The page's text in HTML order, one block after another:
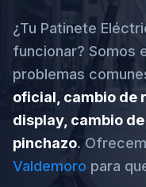
¿Tu Patinete
funcionar? Somos
problemas
oficial, cambio de
display, cambio
pinchazo.
Valdemoro para